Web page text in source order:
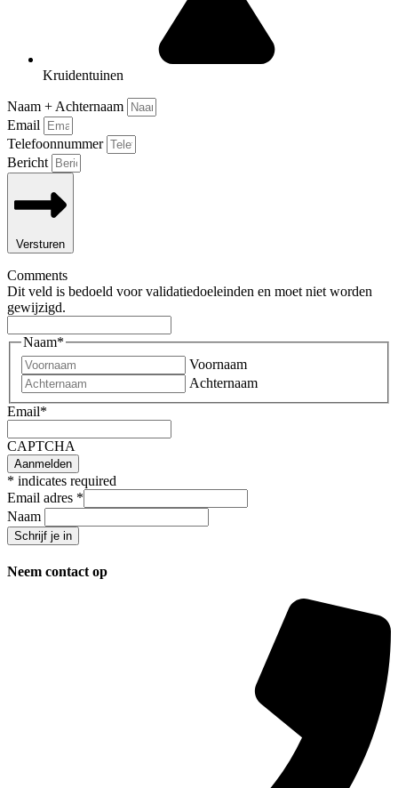
Kruidentuinen
Naam + Achternaam
Email
Telefoonnummer
Bericht
Versturen
Comments
Dit veld is bedoeld voor validatiedoeleinden en moet niet worden
gewijzigd.
Naam*
Voornaam
Achternaam
Email*
CAPTCHA
* indicates required
Email adres *
Naam
Neem contact op